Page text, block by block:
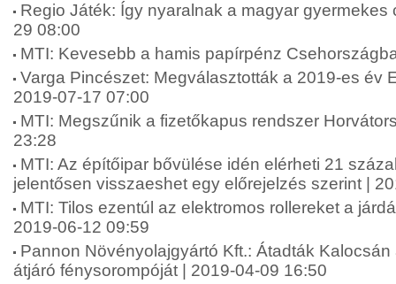
Regio Játék: Így nyaralnak a magyar gyermekes
29 08:00
MTI: Kevesebb a hamis papírpénz
Varga Pincészet: Megválasztották a 2019-es év
2019-07-17 07:00
MTI: Megszűnik a fizetőkapus rendszer
23:28
MTI: Az építőipar bővülése idén elérheti 21
jelentősen visszaeshet egy előrejelzés szerint |
MTI: Tilos ezentúl az elektromos rollereket a
2019-06-12 09:59
Pannon Növényolajgyártó Kft.: Átadták
átjáró fénysorompóját | 2019-04-09 16:50